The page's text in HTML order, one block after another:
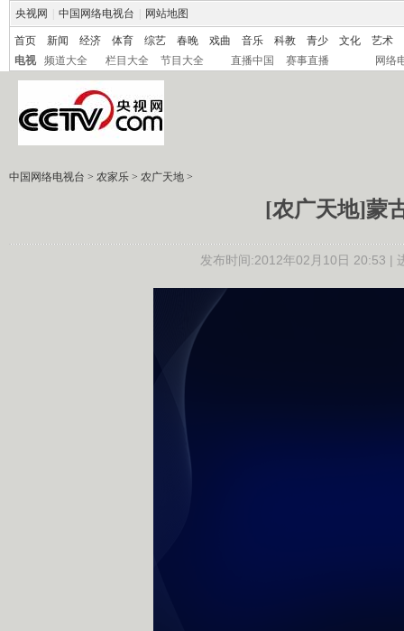
央视网 中国网络电视台 网站地图
首页 新闻 经济 体育 综艺 春晚 戏曲 音乐 科教 青少 文化
艺术
电视
频道大全 栏目大全 节目大全 直播中国 赛事直播 网络
中国网络电视台 > 农家乐 > 农广天地 >
[农广天地]蒙
发布时间:2012年02月10日 20:53 |